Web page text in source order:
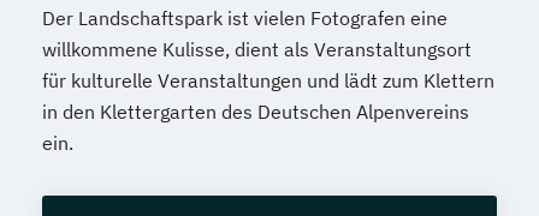
Der Landschaftspark ist vielen Fotografen eine
willkommene Kulisse, dient als Veranstaltungsort
für kulturelle Veranstaltungen und lädt zum Klettern
in den Klettergarten des Deutschen Alpenvereins
ein.